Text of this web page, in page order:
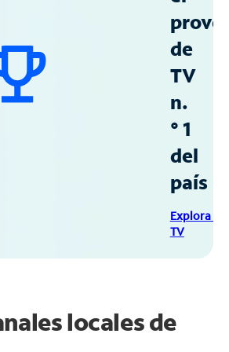
de
TV
n.
° 1
del
país
Explora
TV
locales de